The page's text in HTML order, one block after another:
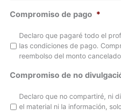
Compromiso de pago *
Declaro que pagaré todo el
las condiciones de pago.
reembolso del monto
Compromiso de no
Declaro que no compartiré, ni
el material ni la información,